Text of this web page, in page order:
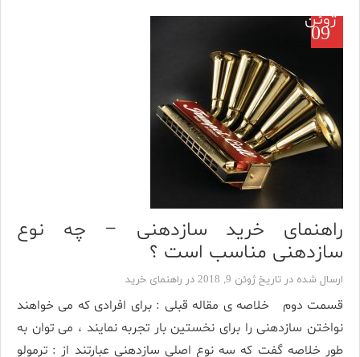
ژوئن
09
راهنمای خرید سازدهنی – چه نوع
سازدهنی مناسب است ؟
ارسال شده در تاریخ ژوئن 9, 2018 در راهنمای خرید
قسمت دوم خلاصه ی مقاله قبلی : برای افرادی که می خواهند
نواختن سازدهنی را برای نخستین بار تجربه نمایند ، می توان به
طور خلاصه گفت که سه نوع اصلی سازدهنی عبارتند از : ترمولو